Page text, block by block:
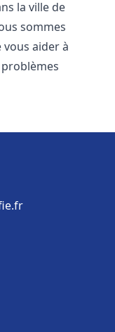
la ville de
sommes
aider à